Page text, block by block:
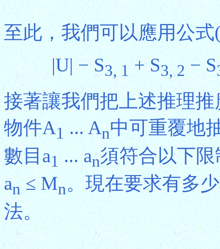
至此，我們可以應用公
|U| − S3, 1+ S3, 2− S
接著讓我們把上述推理
物件A1... An中可重覆地
數目a1... an須符合以下
an≤ Mn。現在要求有多
法。